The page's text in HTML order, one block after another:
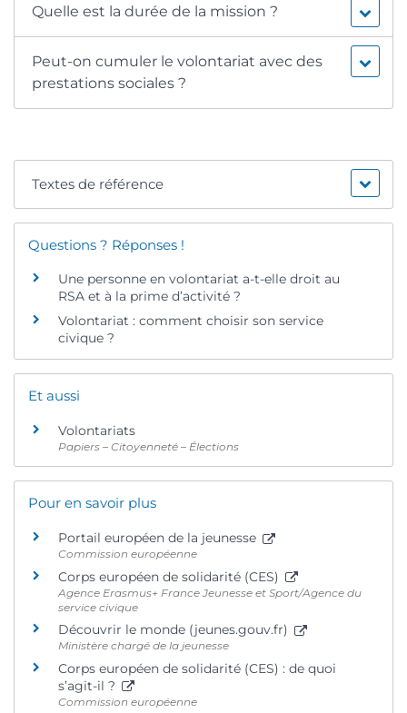
Quelle est la durée de la mission ?
Peut-on cumuler le volontariat avec des
prestations sociales ?
Textes de référence
Questions ? Réponses !
Une personne en volontariat a-t-elle droit au
RSA et à la prime d’activité ?
Volontariat : comment choisir son service
civique ?
Et aussi
Volontariats
Papiers – Citoyenneté – Élections
Pour en savoir plus
Portail européen de la jeunesse
Commission européenne
Corps européen de solidarité (CES)
Agence Erasmus+ France Jeunesse et Sport/Agence du
service civique
Découvrir le monde (jeunes.gouv.fr)
Ministère chargé de la jeunesse
Corps européen de solidarité (CES) : de quoi
s’agit-il ?
Commission européenne